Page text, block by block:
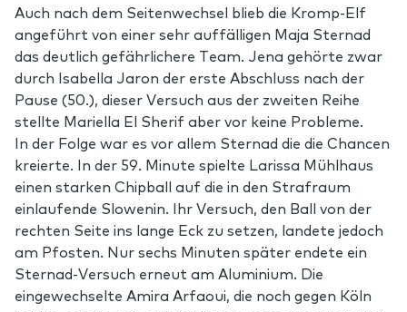
Auch nach dem Seitenwechsel blieb die Kromp-Elf
angeführt von einer sehr auffälligen Maja Sternad
das deutlich gefährlichere Team. Jena gehörte zwar
durch Isabella Jaron der erste Abschluss nach der
Pause (50.), dieser Versuch aus der zweiten Reihe
stellte Mariella El Sherif aber vor keine Probleme.
In der Folge war es vor allem Sternad die die Chancen
kreierte. In der 59. Minute spielte Larissa Mühlhaus
einen starken Chipball auf die in den Strafraum
einlaufende Slowenin. Ihr Versuch, den Ball von der
rechten Seite ins lange Eck zu setzen, landete jedoch
am Pfosten. Nur sechs Minuten später endete ein
Sternad-Versuch erneut am Aluminium. Die
eingewechselte Amira Arfaoui, die noch gegen Köln